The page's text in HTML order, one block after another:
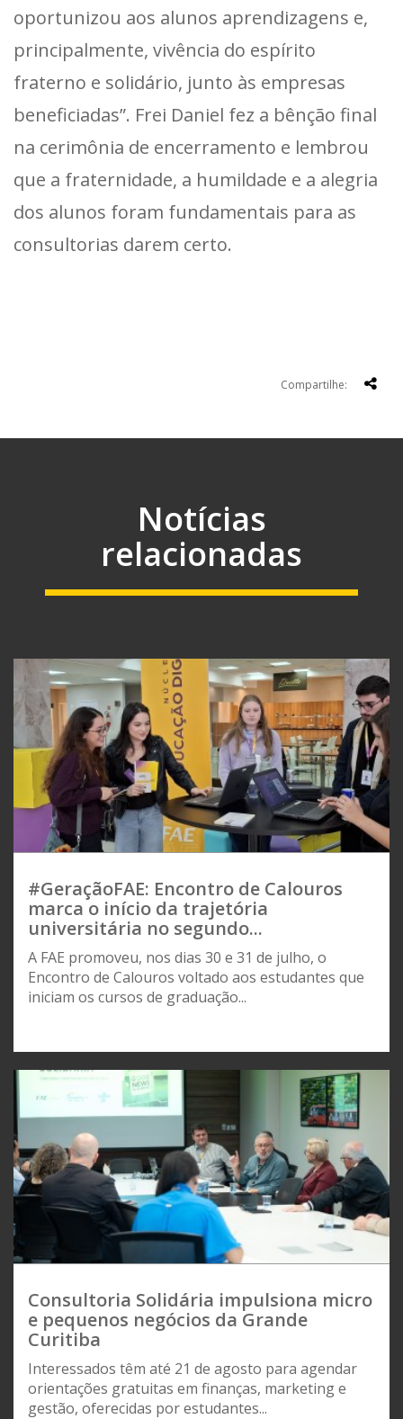
oportunizou aos alunos aprendizagens e,
principalmente, vivência do espírito
fraterno e solidário, junto às empresas
beneficiadas”. Frei Daniel fez a bênção final
na cerimônia de encerramento e lembrou
que a fraternidade, a humildade e a alegria
dos alunos foram fundamentais para as
consultorias darem certo.
Compartilhe:
Notícias
relacionadas
#GeraçãoFAE: Encontro de Calouros
marca o início da trajetória
universitária no segundo...
A FAE promoveu, nos dias 30 e 31 de julho, o
Encontro de Calouros voltado aos estudantes que
iniciam os cursos de graduação...
Consultoria Solidária impulsiona micro
e pequenos negócios da Grande
Curitiba
Interessados têm até 21 de agosto para agendar
orientações gratuitas em finanças, marketing e
gestão, oferecidas por estudantes...